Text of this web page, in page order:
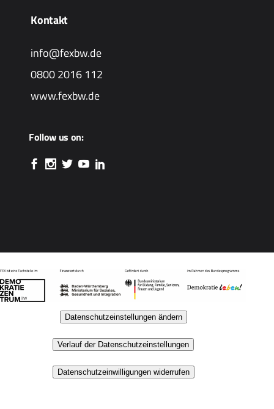
Kontakt
info@fexbw.de
0800 2016 112
www.fexbw.de
Follow us on:
Datenschutzeinstellungen ändern
Verlauf der Datenschutzeinstellungen
Datenschutzeinwilligungen widerrufen